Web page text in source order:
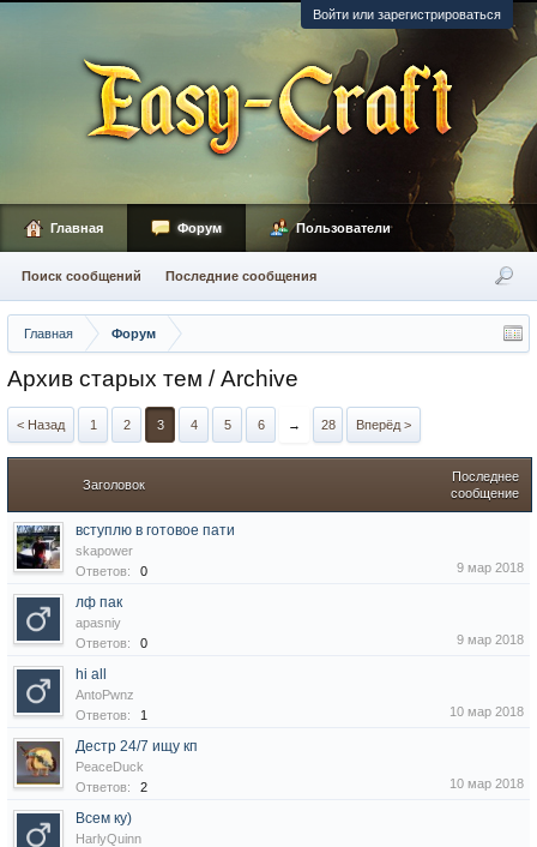
Войти или зарегистрироваться
Главная Форум
Архив старых тем / Archive
< Назад 1 2 3 4 5 6 → 28 Вперёд >
Заголовок
Последнее
сообщение
вступлю в готовое пати
skapower
Ответов:
0 9 мар 2018
лф пак
apasniy
Ответов:
0 9 мар 2018
hi all
AntoPwnz
Ответов:
1 10 мар 2018
Дестр 24/7 ищу кп
PeaceDuck
Ответов:
2 10 мар 2018
Всем ку)
HarlyQuinn
Главная Форум
Поиск сообщений Последние сообщения
Пользователи